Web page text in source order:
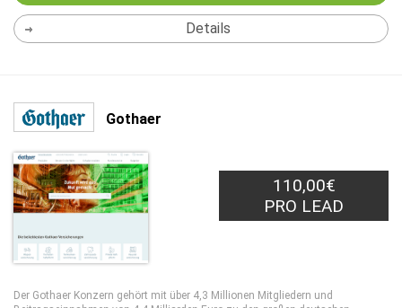
Details
Gothaer
110,00€
PRO LEAD
Der Gothaer Konzern gehört mit über 4,3 Millionen Mitgliedern und